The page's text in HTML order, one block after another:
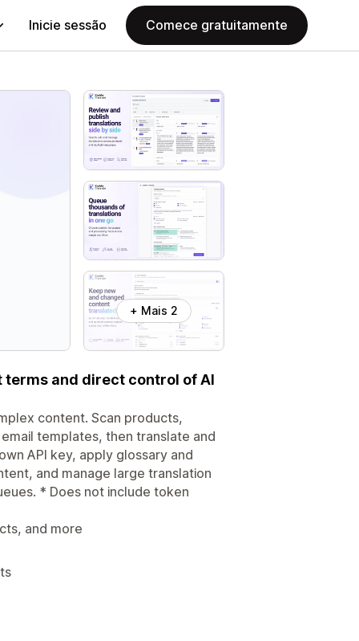
Inicie sessão Comece gratuitamente
+ Mais 2
and direct control of AI
content. Scan products,
templates, then translate and
API key, apply glossary and
and manage large translation
* Does not include token
and more